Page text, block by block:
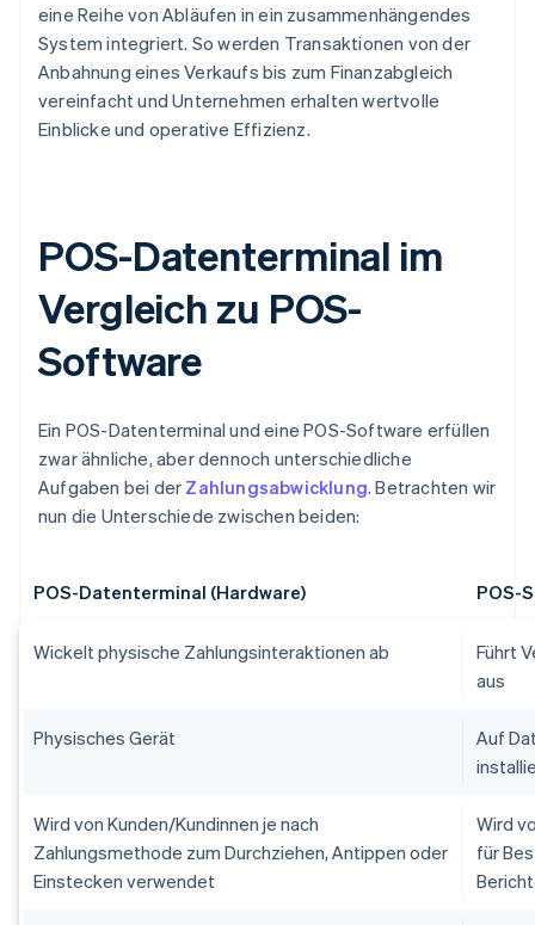
eine Reihe von Abläufen in ein zusammenhängendes
System integriert. So werden Transaktionen von der
Anbahnung eines Verkaufs bis zum Finanzabgleich
vereinfacht und Unternehmen erhalten wertvolle
Einblicke und operative Effizienz.
POS-Datenterminal im
Vergleich zu POS-
Software
Ein POS-Datenterminal und eine POS-Software erfüllen
zwar ähnliche, aber dennoch unterschiedliche
Aufgaben bei der Zahlungsabwicklung. Betrachten wir
nun die Unterschiede zwischen beiden:
POS-Datenterminal (Hardware) POS-
Wickelt physische Zahlungsinteraktionen ab
Führt
aus
Physisches Gerät
Auf
Wird von Kunden/Kundinnen je nach
Zahlungsmethode zum Durchziehen, Antippen oder
Einstecken verwendet
Wird
für